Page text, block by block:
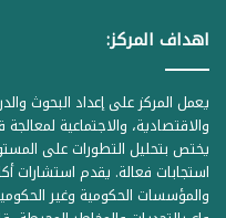
اهداف المركز:
يعمل المركز على إعداد البحوث
والاقتصادية، والاجتماعية
يختص بتحليل التطورات على
استجابات فعالة. يقدم استشارات
والمؤسسات الحكومية وغير